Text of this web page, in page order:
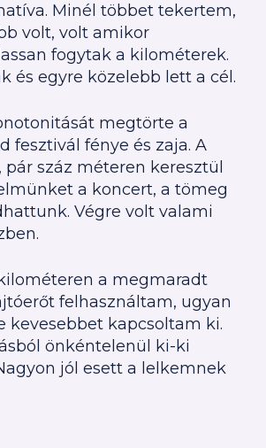
Minél többet tekertem,
volt, volt amikor
fogytak a kilométerek.
és egyre közelebb lett a cél.
megtörte a
fesztivál fénye és zaja. A
száz méteren keresztül
a koncert, a tömeg
Végre volt valami
a megmaradt
felhasználtam, ugyan
kevesebbet kapcsoltam ki.
önkéntelenül ki-ki
jól esett a lelkemnek